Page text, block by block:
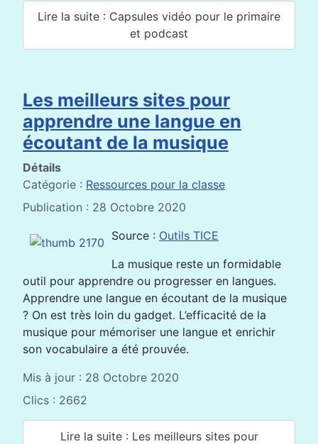
Lire la suite : Capsules vidéo pour le primaire
et podcast
Les meilleurs sites pour
apprendre une langue en
écoutant de la musique
Détails
Catégorie : Ressources pour la classe
Publication : 28 Octobre 2020
Source : Outils TICE
La musique reste un formidable
outil pour apprendre ou progresser en langues.
Apprendre une langue en écoutant de la musique
? On est très loin du gadget. L’efficacité de la
musique pour mémoriser une langue et enrichir
son vocabulaire a été prouvée.
Mis à jour : 28 Octobre 2020
Clics : 2662
Lire la suite : Les meilleurs sites pour